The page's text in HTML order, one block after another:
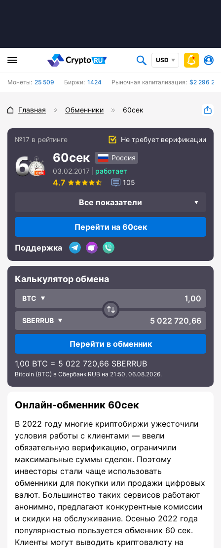
USD
Монеты: 25 509 Биржи: 1424 Рыночная капитализация: $2 296
Главная Обменники 60сек
№17 в рейтинге Не требует верификации
60сек
Россия
03.02.2017
работает
4.7 105
Все показатели
Перейти на 60сек
Поддержка
Калькулятор обмена
BTC
SBERRUB
Перейти в обменник
1,00 BTC = 5 022 720,66 SBERRUB
Bitcoin (BTC) в Сбербанк RUB на 21:50, 06.08.2026.
Онлайн-обменник 60сек
В 2022 году многие криптобиржи ужесточили
условия работы с клиентами — ввели
обязательную верификацию, ограничили
максимальные суммы сделок. Поэтому
инвесторы стали чаще использовать
обменники для покупки или продажи цифровых
валют. Большинство таких сервисов работают
анонимно, предлагают конкурентные комиссии
и скидки на обслуживание. Осенью 2022 года
популярностью пользуется обменник 60 сек.
Клиенты могут выводить криптовалюту на